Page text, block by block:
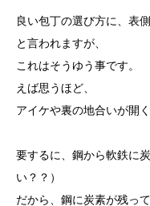
良い包丁の選び方に、表
と言われますが、
これはそうゆう事です。
えば思うほど、
アイケや裏の地合いが開
要するに、鋼から軟鉄に
い？？）
だから、鋼に炭素が残っ